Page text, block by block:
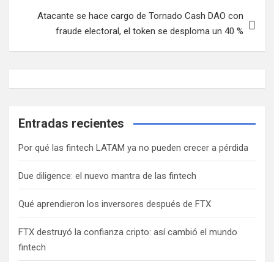
a
i
Atacante se hace cargo de Tornado Cash DAO con
fraude electoral, el token se desploma un 40 %
Entradas recientes
Por qué las fintech LATAM ya no pueden crecer a pérdida
Due diligence: el nuevo mantra de las fintech
Qué aprendieron los inversores después de FTX
FTX destruyó la confianza cripto: así cambió el mundo
fintech